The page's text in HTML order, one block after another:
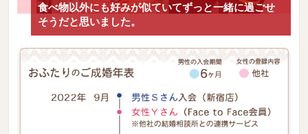
食べ物以外にも好みが似ていてずっと一緒に過ごせ
そうだと思いました。